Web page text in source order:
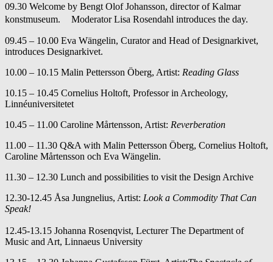
09.30 Welcome by Bengt Olof Johansson, director of Kalmar
konstmuseum. Moderator Lisa Rosendahl introduces the day.
09.45 – 10.00 Eva Wängelin, Curator and Head of Designarkivet,
introduces Designarkivet.
10.00 – 10.15 Malin Pettersson Öberg, Artist: Reading Glass
10.15 – 10.45 Cornelius Holtoft, Professor in Archeology,
Linnéuniversitetet
10.45 – 11.00 Caroline Mårtensson, Artist: Reverberation
11.00 – 11.30 Q&A with Malin Pettersson Öberg, Cornelius Holtoft,
Caroline Mårtensson och Eva Wängelin.
11.30 – 12.30 Lunch and possibilities to visit the Design Archive
12.30-12.45 Åsa Jungnelius, Artist: Look a Commodity That Can
Speak!
12.45-13.15 Johanna Rosenqvist, Lecturer The Department of
Music and Art, Linnaeus University